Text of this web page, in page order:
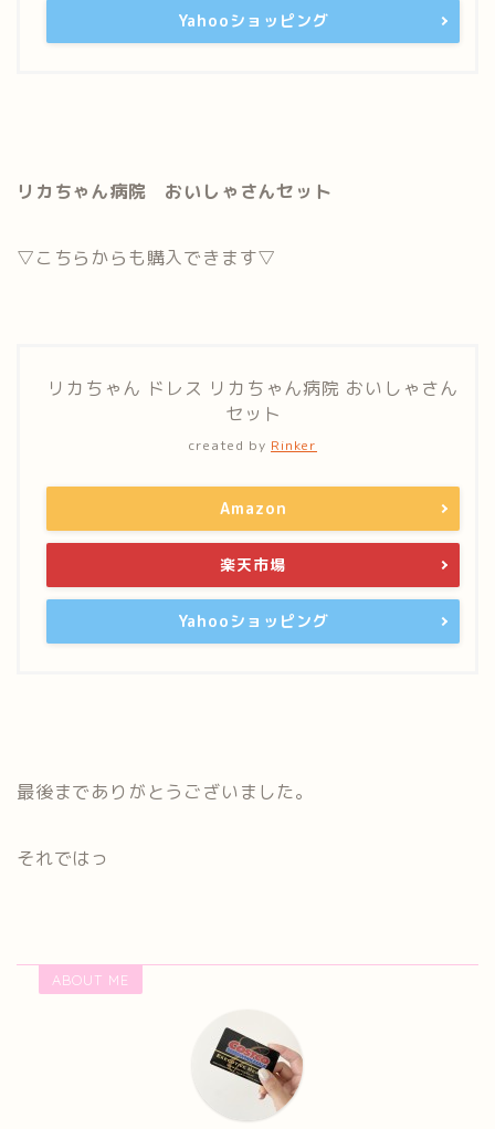
Yahooショッピング
リカちゃん病院 おいしゃさんセット
▽こちらからも購入できます▽
リカちゃん ドレス リカちゃん病院 おいしゃさん
セット
created by Rinker
Amazon
楽天市場
Yahooショッピング
最後までありがとうございました。
それではっ
ABOUT ME